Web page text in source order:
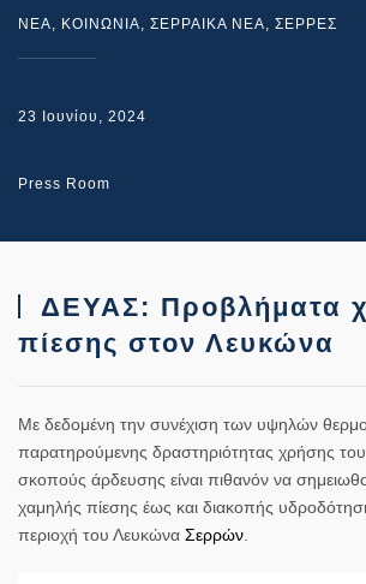
NEA, ΚΟΙΝΩΝΙΑ, ΣΕΡΡΑΙΚΑ ΝΕΑ, ΣΕΡΡΕΣ
23 Ιουνίου, 2024
Press Room
ΔΕΥΑΣ: Προβλήματα
πίεσης στον Λευκώνα
Με δεδομένη την συνέχιση των υψηλών
παρατηρούμενης δραστηριότητας χρήσης
σκοπούς άρδευσης είναι πιθανόν να
χαμηλής πίεσης έως και διακοπής
περιοχή του Λευκώνα Σερρών